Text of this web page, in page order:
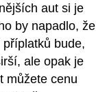
aut si je
by napadlo, že
bude,
ale opak je
můžete cenu